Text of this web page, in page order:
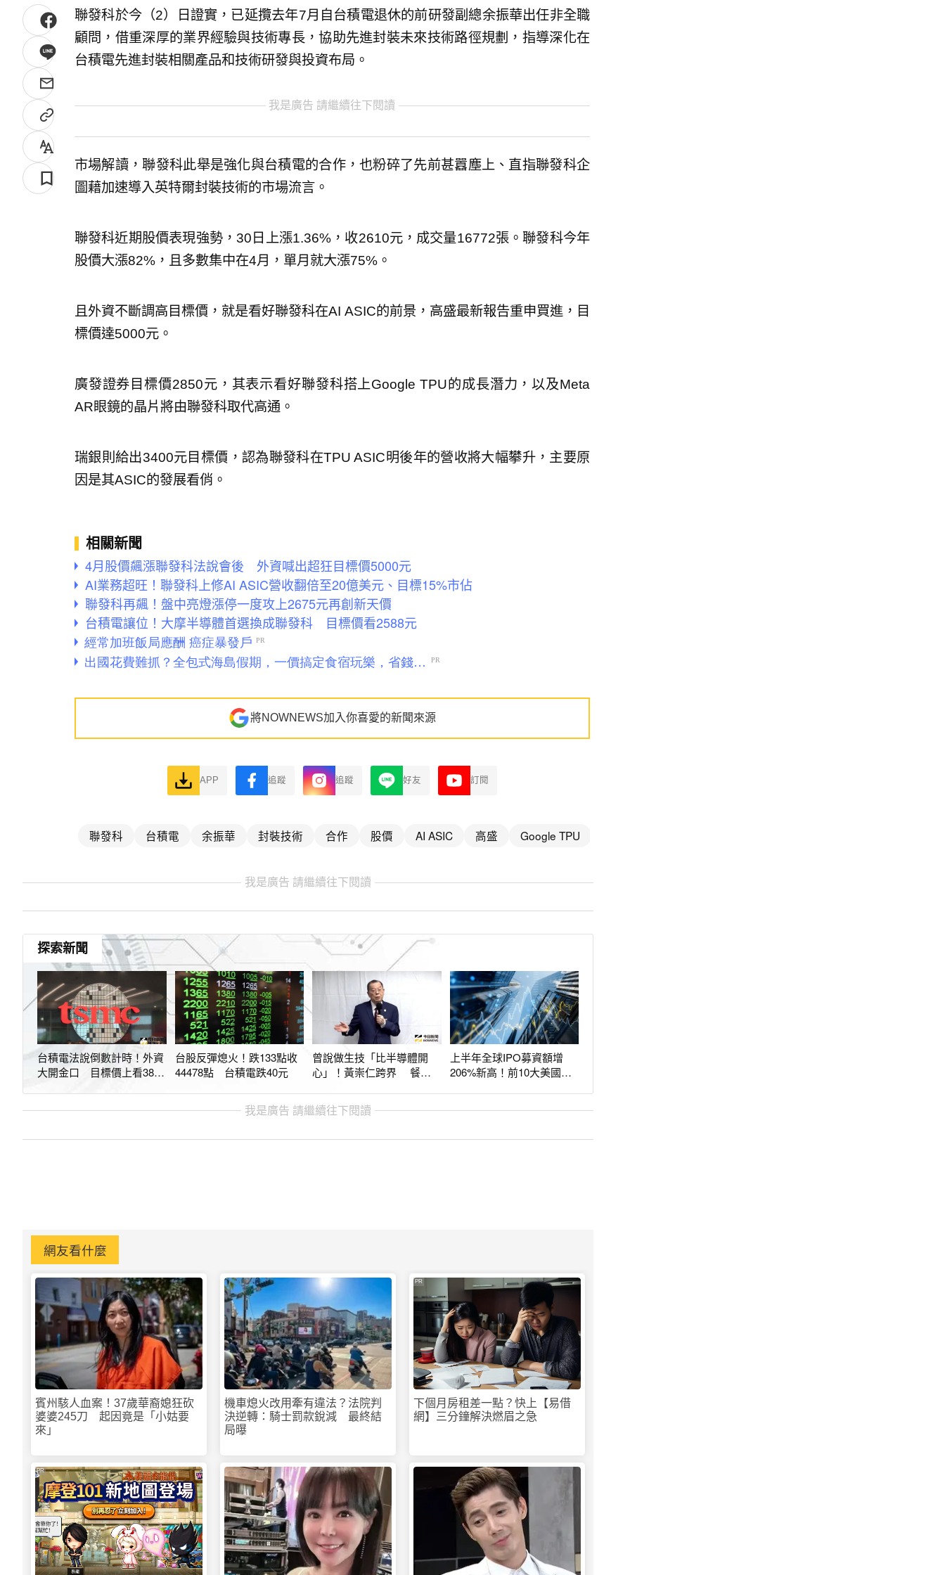
聯發科於今（2）日證實，已延攬去年7月自台積電退休的前研發副總余振華出任非全職
顧問，借重深厚的業界經驗與技術專長，協助先進封裝未來技術路徑規劃，指導深化在
台積電先進封裝相關產品和技術研發與投資布局。
我是廣告 請繼續往下閱讀
市場解讀，聯發科此舉是強化與台積電的合作，也粉碎了先前甚囂塵上、直指聯發科企
圖藉加速導入英特爾封裝技術的市場流言。
聯發科近期股價表現強勢，30日上漲1.36%，收2610元，成交量16772張。聯發科今年
股價大漲82%，且多數集中在4月，單月就大漲75%。
且外資不斷調高目標價，就是看好聯發科在AI ASIC的前景，高盛最新報告重申買進，目
標價達5000元。
廣發證券目標價2850元，其表示看好聯發科搭上Google TPU的成長潛力，以及Meta
AR眼鏡的晶片將由聯發科取代高通。
瑞銀則給出3400元目標價，認為聯發科在TPU ASIC明後年的營收將大幅攀升，主要原
因是其ASIC的發展看俏。
相關新聞
4月股價飆漲聯發科法說會後 外資喊出超狂目標價5000元
AI業務超旺！聯發科上修AI ASIC營收翻倍至20億美元、目標15%市佔
聯發科再飆！盤中亮燈漲停一度攻上2675元再創新天價
台積電讓位！大摩半導體首選換成聯發科 目標價看2588元
將NOWNEWS加入你喜愛的新聞來源
APP 追蹤 追蹤 好友 訂閱
聯發科 台積電 余振華 封裝技術 合作 股價 AI ASIC 高盛 Google TPU
我是廣告 請繼續往下閱讀
探索新聞
台積電法說倒數計時！外資
大開金口 目標價上看3800
台股反彈熄火！跌133點收
44478點 台積電跌40元
曾說做生技「比半導體開
心」！黃崇仁跨界 餐廳
上半年全球IPO募資額增
206%新高！前10大美國占8
我是廣告 請繼續往下閱讀
網友看什麼
賓州駭人血案！37歲華裔媳狂砍
婆婆245刀 起因竟是「小姑要
來」
機車熄火改用牽有違法？法院判
決逆轉：騎士罰款銳減 最終結
局曝
下個月房租差一點？快上【易借
網】三分鐘解決燃眉之急
PR
PR